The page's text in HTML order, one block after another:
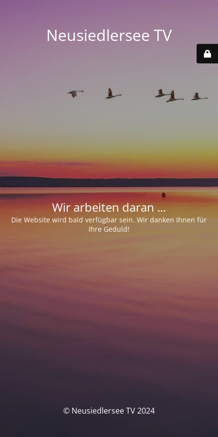
Neusiedlersee TV
Wir arbeiten daran ...
Die Website wird bald verfügbar sein. Wir danken Ihnen für
Ihre Geduld!
© Neusiedlersee TV 2024